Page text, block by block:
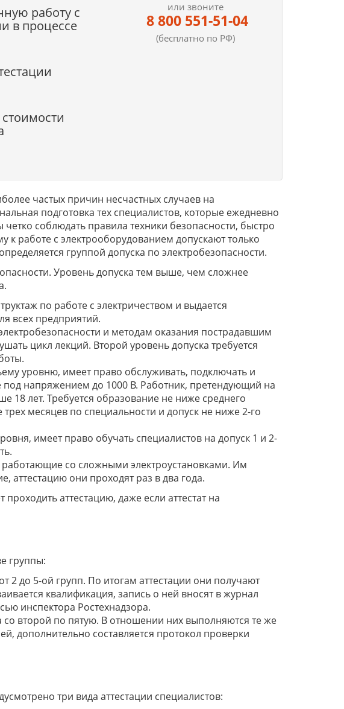
работу с
в процессе
или звоните
8 800 551-51-04
(бесплатно по РФ)
частых причин несчастных случаев на
подготовка тех специалистов, которые ежедневно
соблюдать правила техники безопасности, быстро
работе с электрооборудованием допускают только
группой допуска по электробезопасности.
Уровень допуска тем выше, чем сложнее
по работе с электричеством и выдается
всех предприятий.
и методам оказания пострадавшим
цикл лекций. Второй уровень допуска требуется
уровню, имеет право обслуживать, подключать и
под напряжением до 1000 В. Работник, претендующий на
18 лет. Требуется образование не ниже среднего
месяцев по специальности и допуск не ниже 2-го
имеет право обучать специалистов на допуск 1 и 2-
со сложными электроустановками. Им
аттестацию они проходят раз в два года.
аттестацию, даже если аттестат на
группы:
2 до 5-ой групп. По итогам аттестации они получают
квалификация, запись о ней вносят в журнал
инспектора Ростехнадзора.
со второй по пятую. В отношении них выполняются те же
дополнительно составляется протокол проверки
три вида аттестации специалистов: